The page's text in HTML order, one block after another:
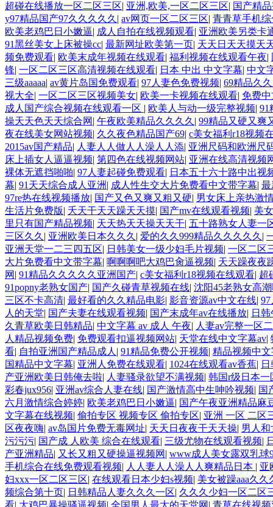
超碰在线播放一区二区三区| 亚洲,欧美,一区二区三区| 国产精
y97精品国产97久久久久久 | av网页一区二区三区| 青青草手机
欧美老鸡巴日小嫩逼| 成人自拍在线视频观看| 亚洲欧美另类卡
91黑丝美女上床被操cc| 最新网址欧美第一页| 天天日天天摸天
频免费观看| 欧美末成年视频在线观看| 福利视频在线观看午夜|
锋| 一区二区三区高清视频在线观看| 日本 中出 中文字幕| 中文
三级aaaaa| av黄片岛国免费观看| 97人妻色免费视频| 69精品久
视大全| 一区二区三区视频美女| 欧美一卡视频在线观看| 免费
成人国产综合视频在线观看一区 | 欧美人与动一级完整视频| 91
操天天色天天综合网 | 午夜欧美精品久久久久 | 99精品又硬又爽
夜在线美女网站视频| 久久夜色精品国产69| c美女福利r18视频
2015av国产精品| 人妻人人做人人澡人人添| 亚洲尺码和欧洲尺
床上插女人逼逼视频| 第四色在线视频网站| 亚洲在线高清视频
裸体无遮挡啪啪| 97人妻起碰免费观看| 日本五十六十路中出视
幕| 91天天综合成人亚洲 | 成人性生交大片免费看中文带字幕| 最
97re热在线视频播放| 国产又色又爽又粗又硬| 男女床上亲热激
生活片免费版| 夭天干天天躁天天摸| 国产mv在线观看视频| 美
里只有国产精品视频| 天天热天天操天天干| 五十路熟女人妻一
三区久久 | 亚洲欧美日本久久久 | 爱的久久999精品久久久久久 |
亚洲天堂一二三四五区| 日韩美女一级少妇毛片视频| 一区二区
大片免费看中文带字幕| 啊啊啊吧大鸡巴肏逼视频| 天天躁夜夜
网 | 91精品久久久久久亚洲国产| c美女福利r18视频在线观看| 超
91popny老熟女国产| 国产久碰青草视频在线| 沈阳45老熟女高
三区不卡高清| 最好看的久久精品电影| 影音资源av中文在线|
人的天堂| 国产夫妻在线观看视频| 国产末成年av在线播放| 日
久青草欧美日韩精品| 中文字幕 av 成人 午夜| 人妻av完整一区
人精品视频免费| 免费观看扣逼视频网站| 天堂在线中文字幕av|
看| 自拍亚洲国产精品成人 | 91精品免费公开视频| 精品视频中
国精品中文字幕| 亚洲人免费在线观看| 1024在线观看av香蕉|
产亚洲欧美日韩俺去啦| 人妻骚录欲望不满视频| 韩国r级日本一
彩春jux956| 亚洲av综合人妻在线| 国产激情高中生呻吟视频| 国
六月激情综合婷婷| 欧美老鸡巴日小嫩逼| 国产午夜亚洲精品麻
文字幕在线视频| 偷拍专区 视频专区 偷拍专区| 亚洲 一区 二区
区夜夜嗨| av岛国片免费无毒网址| 天天日夜夜干天天操| 男人
污污污| 国产成 人欧美 综合在线观看| 三级尤物在线观看视频|
产亚洲精品| 又长又粗又硬操逼视频网 | www成人美女露双乳球
手机综合在线免费观看视频| 人人妻人人澡人人爽精品日本 | 亚
妇xxx一区二区三区| 在线观看日本少妇s视频| 美女被躁aaa久久
频综合第十页| 日韩精品人妻久久久一区| 久久久少妇一区二区
看| 大鸡巴暴操骚逼视频| 全国男人最大的天堂网 | 青草在线视